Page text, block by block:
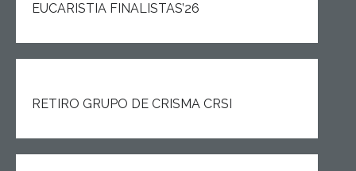
EUCARISTIA FINALISTAS’26
RETIRO GRUPO DE CRISMA CRSI